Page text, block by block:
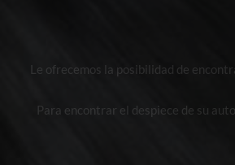
Le ofrecemos la posibilidad de
Para encontrar el despiece de su